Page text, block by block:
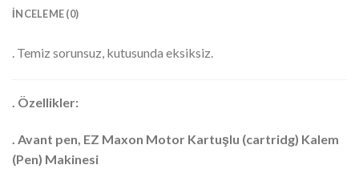
İNCELEME (0)
. Temiz sorunsuz, kutusunda eksiksiz.
. Özellikler:
. Avant pen, EZ Maxon Motor Kartuşlu (cartridg) Kalem
(Pen) Makinesi